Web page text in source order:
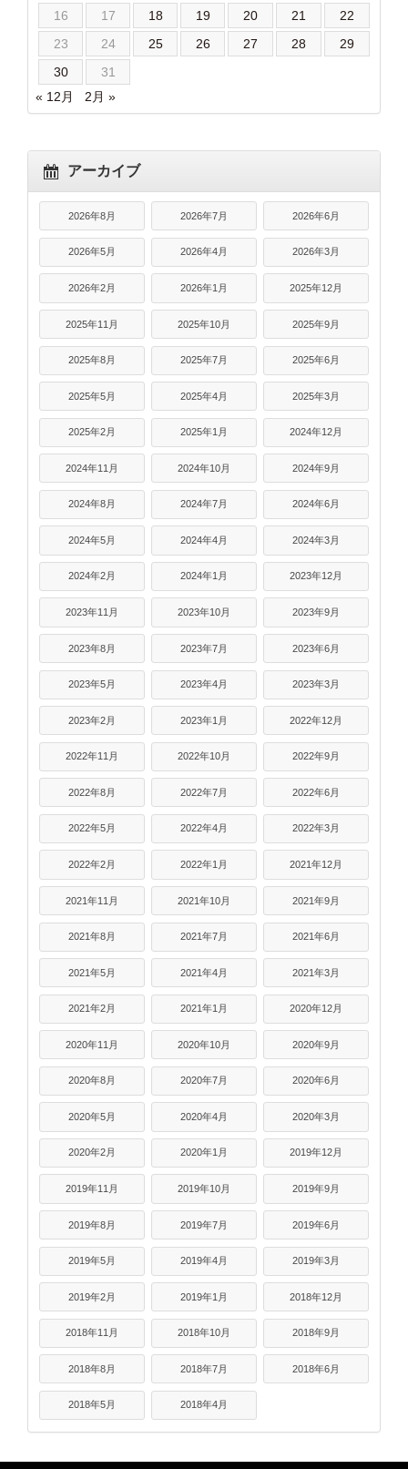
16
17 18 19 20 21
22
23
24 25 26 27 28
29
30
31
« 12月
2月 »
アーカイブ
2026年8月 2026年7月 2026年6月
2026年5月 2026年4月 2026年3月
2026年2月 2026年1月 2025年12月
2025年11月 2025年10月 2025年9月
2025年8月 2025年7月 2025年6月
2025年5月 2025年4月 2025年3月
2025年2月 2025年1月 2024年12月
2024年11月 2024年10月 2024年9月
2024年8月 2024年7月 2024年6月
2024年5月 2024年4月 2024年3月
2024年2月 2024年1月 2023年12月
2023年11月 2023年10月 2023年9月
2023年8月 2023年7月 2023年6月
2023年5月 2023年4月 2023年3月
2023年2月 2023年1月 2022年12月
2022年11月 2022年10月 2022年9月
2022年8月 2022年7月 2022年6月
2022年5月 2022年4月 2022年3月
2022年2月 2022年1月 2021年12月
2021年11月 2021年10月 2021年9月
2021年8月 2021年7月 2021年6月
2021年5月 2021年4月 2021年3月
2021年2月 2021年1月 2020年12月
2020年11月 2020年10月 2020年9月
2020年8月 2020年7月 2020年6月
2020年5月 2020年4月 2020年3月
2020年2月 2020年1月 2019年12月
2019年11月 2019年10月 2019年9月
2019年8月 2019年7月 2019年6月
2019年5月 2019年4月 2019年3月
2019年2月 2019年1月 2018年12月
2018年11月 2018年10月 2018年9月
2018年8月 2018年7月 2018年6月
2018年5月 2018年4月